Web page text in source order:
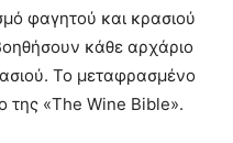
φαγητού και κρασιού
κάθε αρχάριο
Το μεταφρασμένο
της «The Wine Bible».